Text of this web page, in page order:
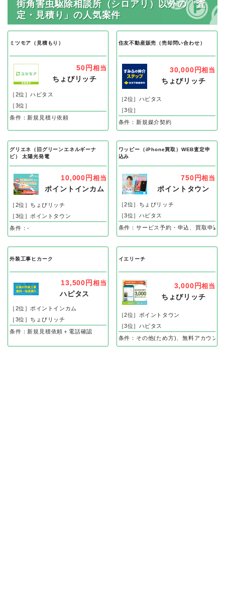
街角害虫駆除相談所（シロアリ）以外の「査
定・見積り」の人気案件
ミツモア（見積もり）
50円 相当
ちょびリッチ
［2位］ハピタス
［3位］
条件：新規見積り依頼
住友不動産販売（売却問い合わせ）
30,000円相当
ちょびリッチ
［2位］ハピタス
［3位］
条件：新規媒介契約
グリエネ（旧グリーンエネルギーナ
ビ） 太陽光発電
10,000円 相当
ポイントインカム
［2位］ちょびリッチ
［3位］ポイントタウン
条件：-
ワッピー（iPhone買取）WEB査定申
込み
750円相当
ポイントタウン
［2位］ちょびリッチ
［3位］ハピタス
条件：サービス予約・申込、買取申込
外装工事ヒカーク
13,500円相当
ハピタス
［2位］ポイントインカム
［3位］ちょびリッチ
条件：新規見積依頼＋電話確認
イエリーチ
3,000円相当
ちょびリッチ
［2位］ポイントタウン
［3位］ハピタス
条件：その他(ため方)、無料アカウン